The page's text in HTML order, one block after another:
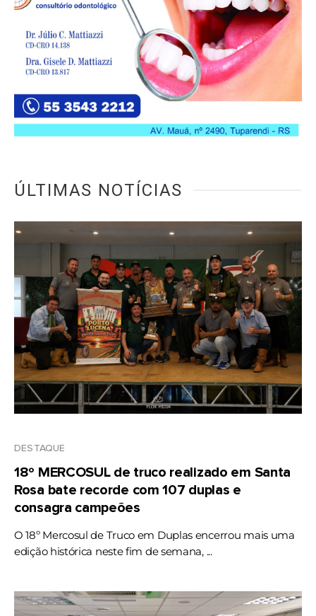
ÚLTIMAS NOTÍCIAS
DESTAQUE
18º MERCOSUL de truco realizado em Santa
Rosa bate recorde com 107 duplas e
consagra campeões
O 18º Mercosul de Truco em Duplas encerrou mais uma
edição histórica neste fim de semana, ...